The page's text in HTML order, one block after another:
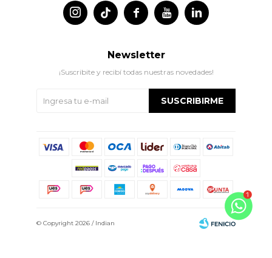
 
 
Newsletter
¡Suscribite y recibí todas nuestras novedades!
SUSCRIBIRME
© Copyright 2026 / Indian